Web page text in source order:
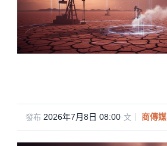
發布 2026年7月8日 08:00·文｜ 商傳媒